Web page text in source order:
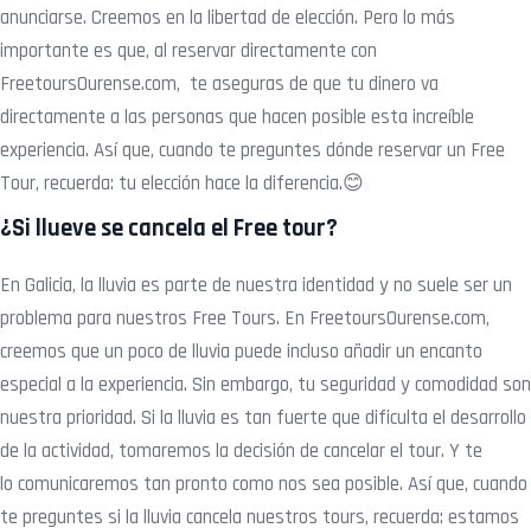
anunciarse. Creemos en la libertad de elección. Pero lo más
importante es que, al reservar directamente con
FreetoursOurense.com, te aseguras de que tu dinero va
directamente a las personas que hacen posible esta increíble
experiencia. Así que, cuando te preguntes dónde reservar un Free
Tour, recuerda: tu elección hace la diferencia.😊
¿Si llueve se cancela el Free tour?
En Galicia, la lluvia es parte de nuestra identidad y no suele ser un
problema para nuestros Free Tours. En FreetoursOurense.com,
creemos que un poco de lluvia puede incluso añadir un encanto
especial a la experiencia. Sin embargo, tu seguridad ycomodidad son
nuestra prioridad. Si la lluvia es tan fuerte que dificulta el desarrollo
de la actividad, tomaremos la decisión de cancelar el tour. Y te
lo comunicaremos tan pronto como nos sea posible. Así que, cuando
te preguntes si la lluvia cancela nuestros tours, recuerda: estamos